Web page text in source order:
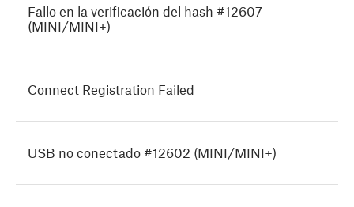
Fallo en la verificación del hash #12607
(MINI/MINI+)
Connect Registration Failed
USB no conectado #12602 (MINI/MINI+)